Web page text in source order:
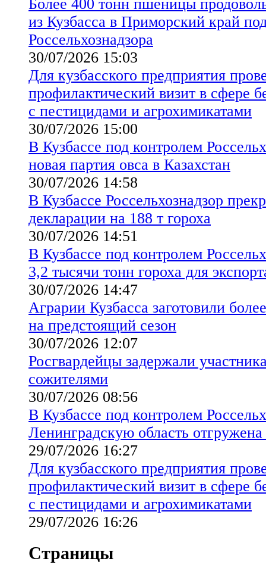
Более 400 тонн пшеницы
из Кузбасса в Приморский край
Россельхознадзора
30/07/2026 15:03
Для кузбасского предприятия
профилактический визит в сфере
с пестицидами и агрохимикатами
30/07/2026 15:00
В Кузбассе под контролем
новая партия овса в Казахстан
30/07/2026 14:58
В Кузбассе Россельхознадзор
декларации на 188 т гороха
30/07/2026 14:51
В Кузбассе под контролем
3,2 тысячи тонн гороха для
30/07/2026 14:47
Аграрии Кузбасса заготовили
на предстоящий сезон
30/07/2026 12:07
Росгвардейцы задержали
сожителями
30/07/2026 08:56
В Кузбассе под контролем
Ленинградскую область
29/07/2026 16:27
Для кузбасского предприятия
профилактический визит в сфере
с пестицидами и агрохимикатами
29/07/2026 16:26
Страницы